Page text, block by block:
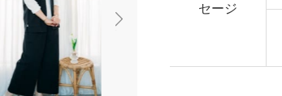
セージ